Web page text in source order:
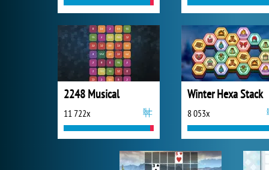
2248 Musical
11 722x
Winter Hexa Stack
8 053x